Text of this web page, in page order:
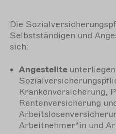
Die
Selbstständigen und
sich:
Angestellte
Krankenversicherung,
Rentenversicherung
Arbeitnehmer*in und